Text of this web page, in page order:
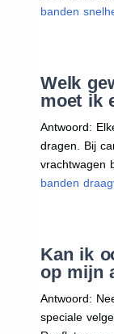
banden
Welk
moet ik
Antwoord:
dragen. Bij
vrachtwagen
banden
Kan ik
op mijn
Antwoord:
speciale